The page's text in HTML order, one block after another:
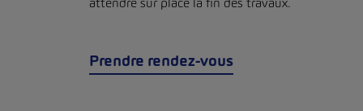
Prendre rendez-vous